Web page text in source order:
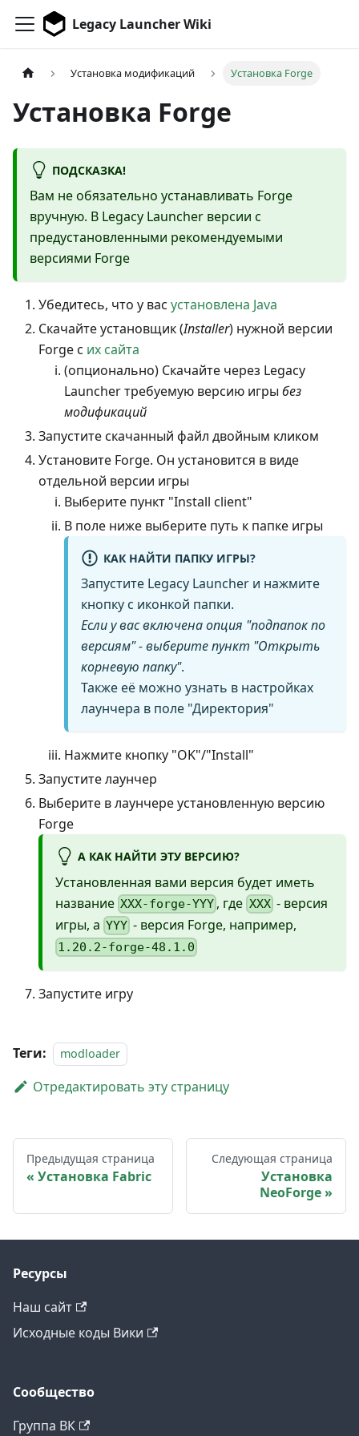
Legacy Launcher Wiki
Установка модификаций Установка Forge
Установка Forge
ПОДСКАЗКА!
Вам не обязательно устанавливать Forge
вручную. В Legacy Launcher версии с
предустановленными рекомендуемыми
версиями Forge
Убедитесь, что у вас установлена Java
Скачайте установщик (Installer) нужной версии
Forge с их сайта
(опционально) Скачайте через Legacy
Launcher требуемую версию игры без
модификаций
Запустите скачанный файл двойным кликом
Установите Forge. Он установится в виде
отдельной версии игры
Выберите пункт "Install client"
В поле ниже выберите путь к папке игры
КАК НАЙТИ ПАПКУ ИГРЫ?
Запустите Legacy Launcher и нажмите
кнопку с иконкой папки.
Если у вас включена опция "подпапок по
версиям" - выберите пункт "Открыть
корневую папку".
Также её можно узнать в настройках
лаунчера в поле "Директория"
Нажмите кнопку "OK"/"Install"
Запустите лаунчер
Выберите в лаунчере установленную версию
Forge
А КАК НАЙТИ ЭТУ ВЕРСИЮ?
Установленная вами версия будет иметь
название XXX-forge-YYY , где XXX- версия
игры, а YYY - версия Forge, например,
1.20.2-forge-48.1.0
Запустите игру
Теги: modloader
Отредактировать эту страницу
Предыдущая страница
Установка Fabric
Следующая страница
Установка
NeoForge
Ресурсы
Наш сайт
Исходные коды Вики
Сообщество
Группа ВК